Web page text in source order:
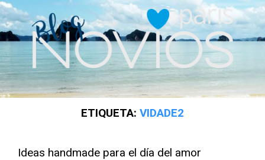
ETIQUETA: VIDADE2
Ideas handmade para el día del amor